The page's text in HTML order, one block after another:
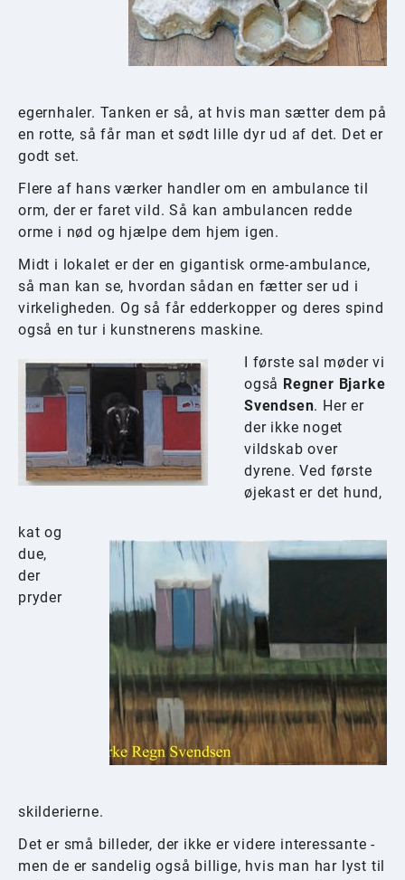
egernhaler. Tanken er så, at hvis man sætter dem på
en rotte, så får man et sødt lille dyr ud af det. Det er
godt set.
Flere af hans værker handler om en ambulance til
orm, der er faret vild. Så kan ambulancen redde
orme i nød og hjælpe dem hjem igen.
Midt i lokalet er der en gigantisk orme-ambulance,
så man kan se, hvordan sådan en fætter ser ud i
virkeligheden. Og så får edderkopper og deres spind
også en tur i kunstnerens maskine.
I første sal møder vi
også Regner Bjarke
Svendsen. Her er
der ikke noget
vildskab over
dyrene. Ved første
øjekast er det hund,
kat og
due,
der
pryder
skilderierne.
Det er små billeder, der ikke er videre interessante -
men de er sandelig også billige, hvis man har lyst til